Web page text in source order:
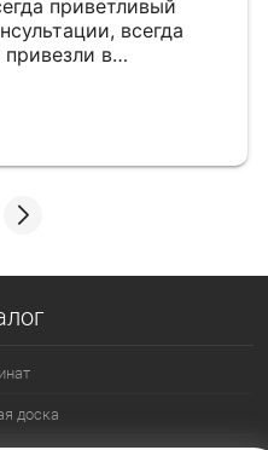
приветливый
всегда
в
доска